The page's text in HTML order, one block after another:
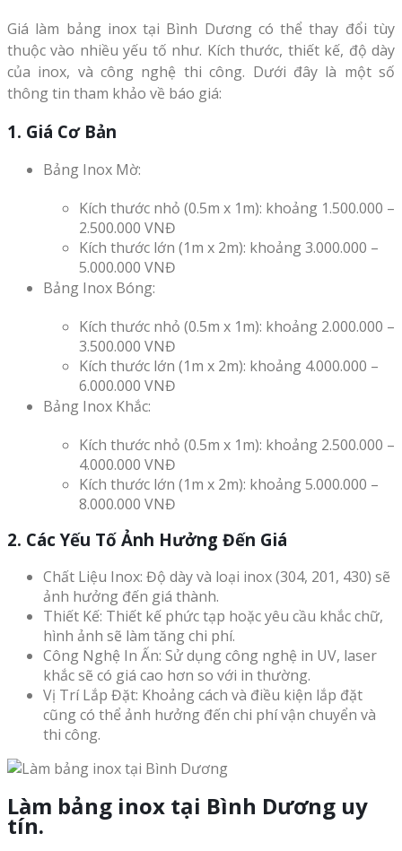
Giá làm bảng inox tại Bình Dương có thể thay đổi tùy
thuộc vào nhiều yếu tố như. Kích thước, thiết kế, độ dày
của inox, và công nghệ thi công. Dưới đây là một số
thông tin tham khảo về báo giá:
1. Giá Cơ Bản
Bảng Inox Mờ:
Kích thước nhỏ (0.5m x 1m): khoảng 1.500.000 –
2.500.000 VNĐ
Kích thước lớn (1m x 2m): khoảng 3.000.000 –
5.000.000 VNĐ
Bảng Inox Bóng:
Kích thước nhỏ (0.5m x 1m): khoảng 2.000.000 –
3.500.000 VNĐ
Kích thước lớn (1m x 2m): khoảng 4.000.000 –
6.000.000 VNĐ
Bảng Inox Khắc:
Kích thước nhỏ (0.5m x 1m): khoảng 2.500.000 –
4.000.000 VNĐ
Kích thước lớn (1m x 2m): khoảng 5.000.000 –
8.000.000 VNĐ
2. Các Yếu Tố Ảnh Hưởng Đến Giá
Chất Liệu Inox: Độ dày và loại inox (304, 201, 430) sẽ
ảnh hưởng đến giá thành.
Thiết Kế: Thiết kế phức tạp hoặc yêu cầu khắc chữ,
hình ảnh sẽ làm tăng chi phí.
Công Nghệ In Ấn: Sử dụng công nghệ in UV, laser
khắc sẽ có giá cao hơn so với in thường.
Vị Trí Lắp Đặt: Khoảng cách và điều kiện lắp đặt
cũng có thể ảnh hưởng đến chi phí vận chuyển và
thi công.
Làm bảng inox tại Bình Dương uy
tín.